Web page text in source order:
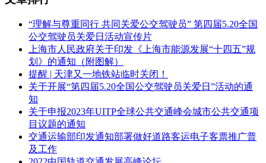
“理解与尊重同行 共同关爱公交驾驶员” 第四届5.20全国
公交驾驶员关爱日活动宣传片
上海市人民政府关于印发《上海市能源发展“十四五”规
划》的通知（附图解）
提醒 | 天津又一地铁站临时关闭！
关于开展“第四届5.20全国公交驾驶员关爱日”活动的通
知
关于申报2023年UITP全球公共交通峰会城市公共交通项
目议题的通知
交通运输部印发通知部署做好道路客运电子客票推广普
及工作